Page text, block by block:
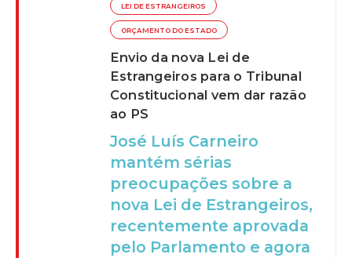
LEI DE ESTRANGEIROS
ORÇAMENTO DO ESTADO
Envio da nova Lei de
Estrangeiros para o Tribunal
Constitucional vem dar razão
ao PS
José Luís Carneiro
mantém sérias
preocupações sobre a
nova Lei de Estrangeiros,
recentemente aprovada
pelo Parlamento e agora